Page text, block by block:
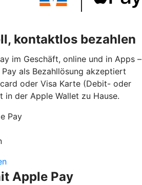
kontaktlos bezahlen
im Geschäft, online und in Apps –
als Bezahllösung akzeptiert
oder Visa Karte (Debit- oder
der Apple Wallet zu Hause.
Pay
Apple Pay